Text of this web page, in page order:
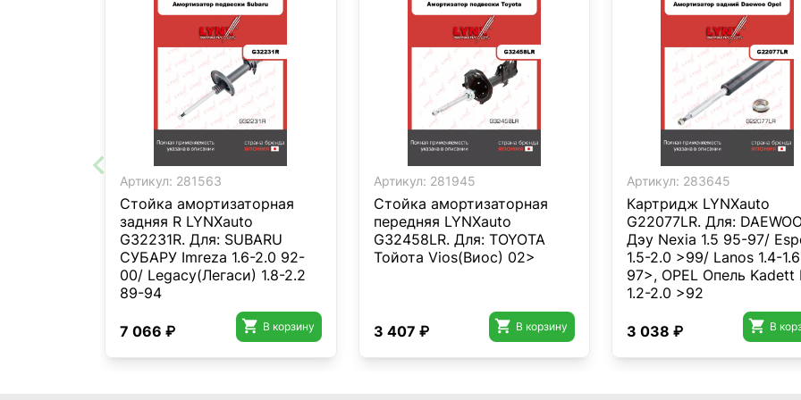
Артикул: 281563
Стойка амортизаторная
задняя R LYNXauto
G32231R. Для: SUBARU
СУБАРУ Imreza 1.6-2.0 92-
00/ Legacy(Легаси) 1.8-2.2
89-94
7 066 ₽  В корзину
Артикул: 281945
Стойка амортизаторная
передняя LYNXauto
G32458LR. Для: TOYOTA
Тойота Vios(Виос) 02>
3 407 ₽  В корзину
Артикул: 283645
Картридж LYNXauto
G22077LR. Для:
Дэу Nexia 1.5 95-97/
1.5-2.0 >99/ Lanos 1.4-1.6
97>, OPEL Опель Kadett
1.2-2.0 >92
3 038 ₽  В